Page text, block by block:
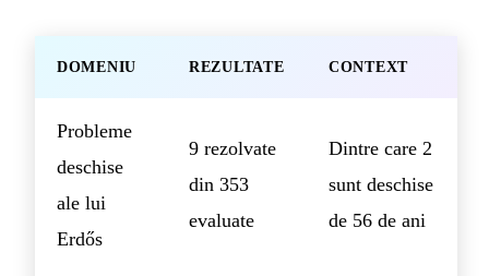
DOMENIU REZULTATE CONTEXT
Probleme
deschise
ale lui
Erdős
9 rezolvate
din 353
evaluate
Dintre care 2
sunt deschise
de 56 de ani